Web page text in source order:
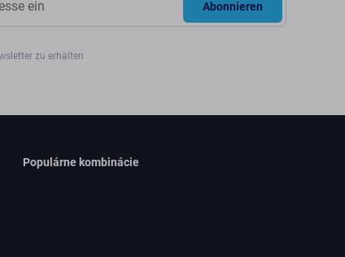
Abonnieren
zu erhalten
Populárne kombinácie